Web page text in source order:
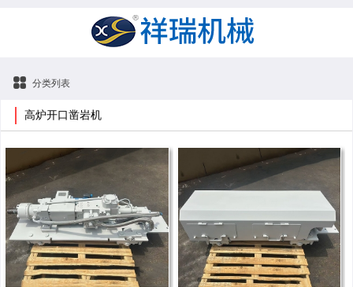
分类列表
高炉开口凿岩机